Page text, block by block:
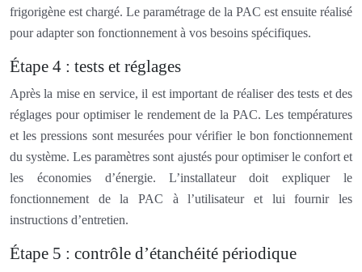
frigorigène est chargé. Le paramétrage de la PAC est ensuite réalisé
pour adapter son fonctionnement à vos besoins spécifiques.
Étape 4 : tests et réglages
Après la mise en service, il est important de réaliser des tests et des
réglages pour optimiser le rendement de la PAC. Les températures
et les pressions sont mesurées pour vérifier le bon fonctionnement
du système. Les paramètres sont ajustés pour optimiser le confort et
les économies d’énergie. L’installateur doit expliquer le
fonctionnement de la PAC à l’utilisateur et lui fournir les
instructions d’entretien.
Étape 5 : contrôle d’étanchéité périodique